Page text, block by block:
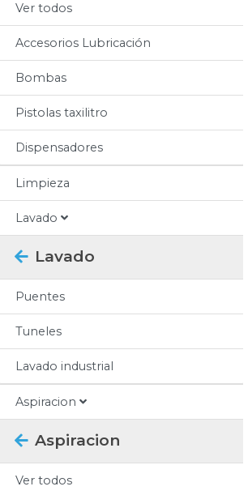
Ver todos
Accesorios Lubricación
Bombas
Pistolas taxilitro
Dispensadores
Limpieza
Lavado
Lavado
Puentes
Tuneles
Lavado industrial
Aspiracion
Aspiracion
Ver todos